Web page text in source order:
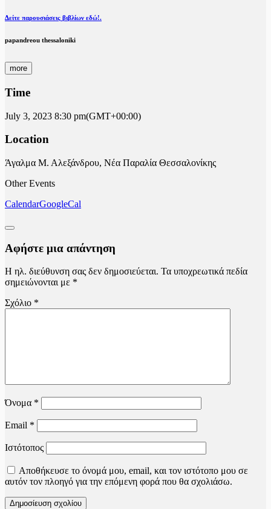
Δείτε παρουσιάσεις βιβλίων εδώ!.
papandreou thessaloniki
more
Time
July 3, 2023 8:30 pm(GMT+00:00)
Location
Άγαλμα Μ. Αλεξάνδρου, Νέα Παραλία Θεσσαλονίκης
Other Events
CalendarGoogleCal
Αφήστε μια απάντηση
Η ηλ. διεύθυνση σας δεν δημοσιεύεται. Τα υποχρεωτικά πεδία
σημειώνονται με *
Σχόλιο *
Όνομα *
Email *
Ιστότοπος
Αποθήκευσε το όνομά μου, email, και τον ιστότοπο μου σε
αυτόν τον πλοηγό για την επόμενη φορά που θα σχολιάσω.